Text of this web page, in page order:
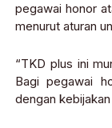
pegawai honor
menurut aturan
“TKD plus ini
Bagi pegawai
dengan